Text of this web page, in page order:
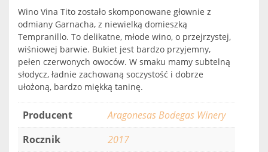
Wino Vina Tito zostało skomponowane głownie z
odmiany Garnacha, z niewielką domieszką
Tempranillo. To delikatne, młode wino, o przejrzystej,
wiśniowej barwie. Bukiet jest bardzo przyjemny,
pełen czerwonych owoców. W smaku mamy subtelną
słodycz, ładnie zachowaną soczystość i dobrze
ułożoną, bardzo miękką taninę.
Producent
Aragonesas Bodegas Winery
Rocznik
2017